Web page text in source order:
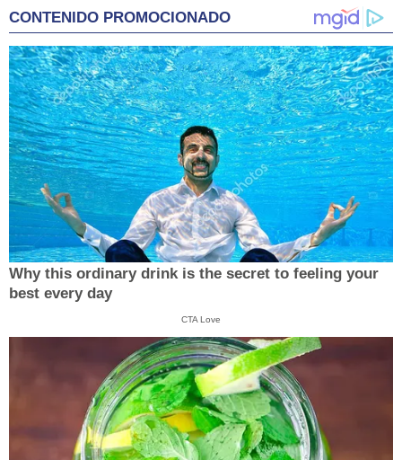
CONTENIDO PROMOCIONADO
Why this ordinary drink is the secret to feeling your
best every day
CTA Love